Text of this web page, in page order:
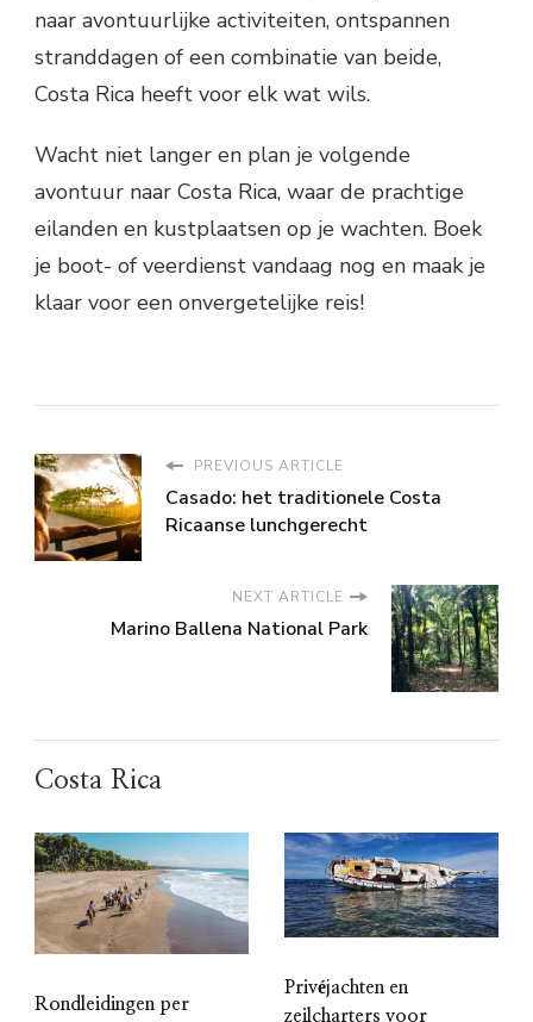
naar avontuurlijke activiteiten, ontspannen
stranddagen of een combinatie van beide,
Costa Rica heeft voor elk wat wils.
Wacht niet langer en plan je volgende
avontuur naar Costa Rica, waar de prachtige
eilanden en kustplaatsen op je wachten. Boek
je boot- of veerdienst vandaag nog en maak je
klaar voor een onvergetelijke reis!
PREVIOUS ARTICLE
Casado: het traditionele Costa
Ricaanse lunchgerecht
NEXT ARTICLE
Marino Ballena National Park
Costa Rica
Rondleidingen per
Privéjachten en
zeilcharters voor